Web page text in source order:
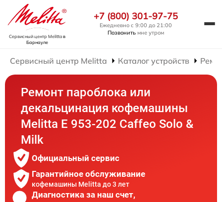
Сервисный центр Melittaв
Барнауле
+7 (800) 301-97-75
Ежедневно с 9:00 до 21:00
Позвонить мне утром
Сервисный центр Melitta Каталог устройств
Ремонт пароблока или
декальцинация кофемашины
Melitta Е 953-202 Caffeo Solo &
Milk
Официальный сервис
Гарантийное обслуживание
кофемашины Melitta до 3 лет
Диагностика за наш счет,